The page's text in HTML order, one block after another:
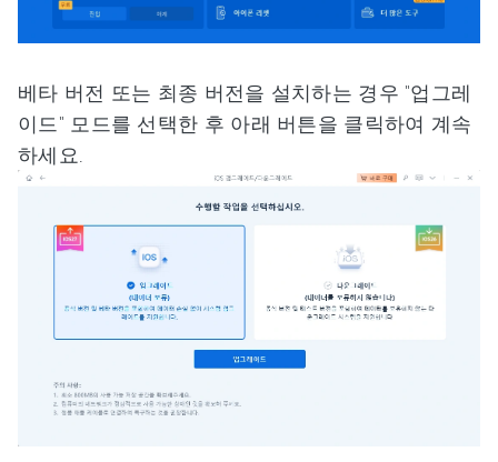
베타 버전 또는 최종 버전을 설치하는 경우 "업그레
이드" 모드를 선택한 후 아래 버튼을 클릭하여 계속
하세요.